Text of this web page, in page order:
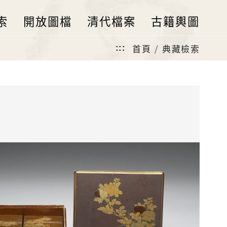
開放圖檔 清代檔案 古籍輿圖
::: 首頁 典藏檢索